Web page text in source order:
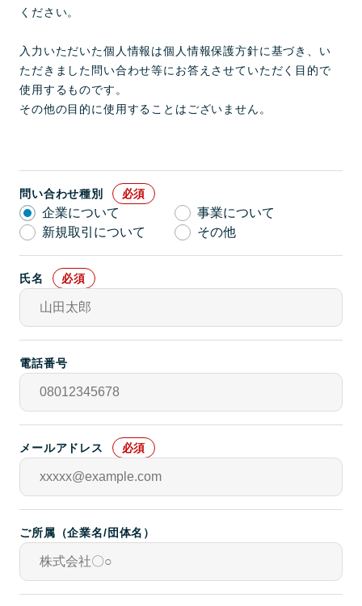
ください。
入力いただいた個人情報は個人情報保護方針に基づき、い
ただきました問い合わせ等にお答えさせていただく目的で
使用するものです。
その他の目的に使用することはございません。
問い合わせ種別
企業について
事業について
新規取引について
その他
氏名
電話番号
メールアドレス
ご所属（企業名/団体名）